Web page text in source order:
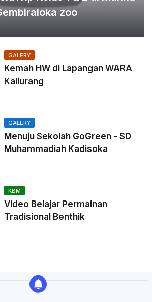
zoo
GALERY
Kemah HW di Lapangan WARA
Kaliurang
GALERY
Menuju Sekolah GoGreen - SD
Muhammadiah Kadisoka
KBM
Video Belajar Permainan
Tradisional Benthik